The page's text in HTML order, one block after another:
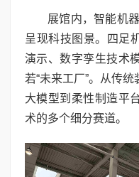
展馆内，智能机
呈现科技图景。四足
演示、数字孪生技术
若“未来工厂”。从传
大模型到柔性制造平
术的多个细分赛道。